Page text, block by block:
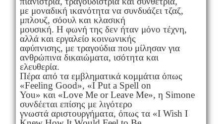
με μοναδική ικανότητα να συνδυάζει τζαζ,
μπλουζ, σόουλ και κλασική
μουσική. Η φωνή της δεν ήταν μόνο τέχνη,
αλλά και εργαλείο κοινωνικής
αφύπνισης, με τραγούδια που μίλησαν για
ανθρώπινα δικαιώματα, ισότητα και
ελευθερία.
Πέρα από τα εμβληματικά κομμάτια όπως
«Feeling Good», «I Put a Spell on
You» και «Love Me or Leave Me», η Simone
συνδέεται επίσης με λιγότερο
γνωστά αριστουργήματα, όπως τα «I Wish I